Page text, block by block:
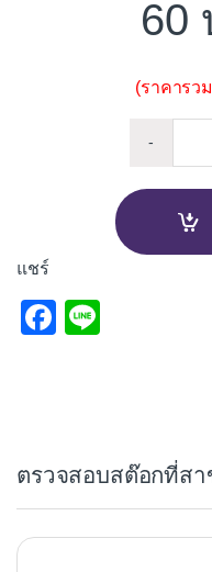
60
(ราคารว
-
แชร์
F
o
o
ตรวจสอบสต๊อกที่สา